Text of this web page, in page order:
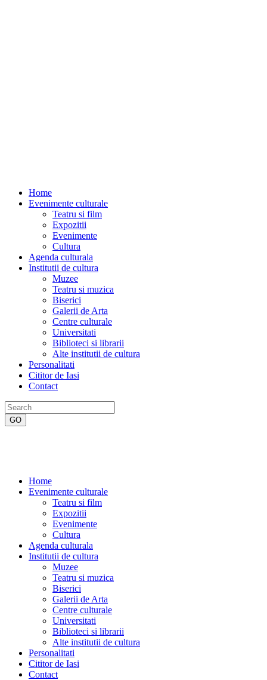
Home
Evenimente culturale
Teatru si film
Expozitii
Evenimente
Cultura
Agenda culturala
Institutii de cultura
Muzee
Teatru si muzica
Biserici
Galerii de Arta
Centre culturale
Universitati
Biblioteci si librarii
Alte institutii de cultura
Personalitati
Cititor de Iasi
Contact
Home
Evenimente culturale
Teatru si film
Expozitii
Evenimente
Cultura
Agenda culturala
Institutii de cultura
Muzee
Teatru si muzica
Biserici
Galerii de Arta
Centre culturale
Universitati
Biblioteci si librarii
Alte institutii de cultura
Personalitati
Cititor de Iasi
Contact